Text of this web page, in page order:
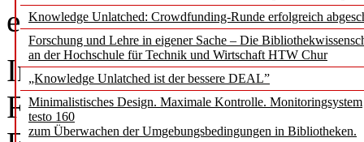
Knowledge Unlatched: Crowdfunding-Runde erfolgreich
Forschung und Lehre in eigener Sache – Die
an der Hochschule für Technik und Wirtschaft HTW Chur
„Knowledge Unlatched ist der bessere DEAL”
Minimalistisches Design. Maximale Kontrolle. Monitoringsystem
testo 160
zum Überwachen der Umgebungsbedingungen in Bibliotheken.
einige Audioguide-Apps
Im Format eines
Freiburg gute Chancen,